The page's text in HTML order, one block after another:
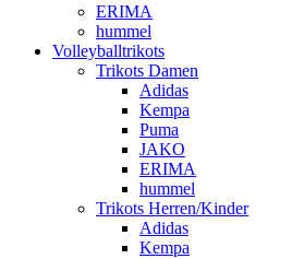
ERIMA
hummel
Volleyballtrikots
Trikots Damen
Adidas
Kempa
Puma
JAKO
ERIMA
hummel
Trikots Herren/Kinder
Adidas
Kempa